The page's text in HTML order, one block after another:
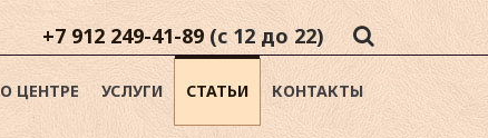
+7 912 249-41-89 (с 12 до 22)
О ЦЕНТРЕ УСЛУГИ СТАТЬИ КОНТАКТЫ